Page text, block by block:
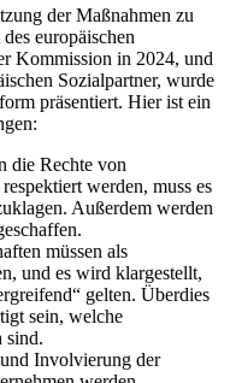
der Maßnahmen zu
europäischen
Kommission in 2024, und
Sozialpartner, wurde
präsentiert. Hier ist ein
die Rechte von
werden, muss es
Außerdem werden
müssen als
und es wird klargestellt,
gelten. Überdies
sein, welche
sind.
Involvierung der